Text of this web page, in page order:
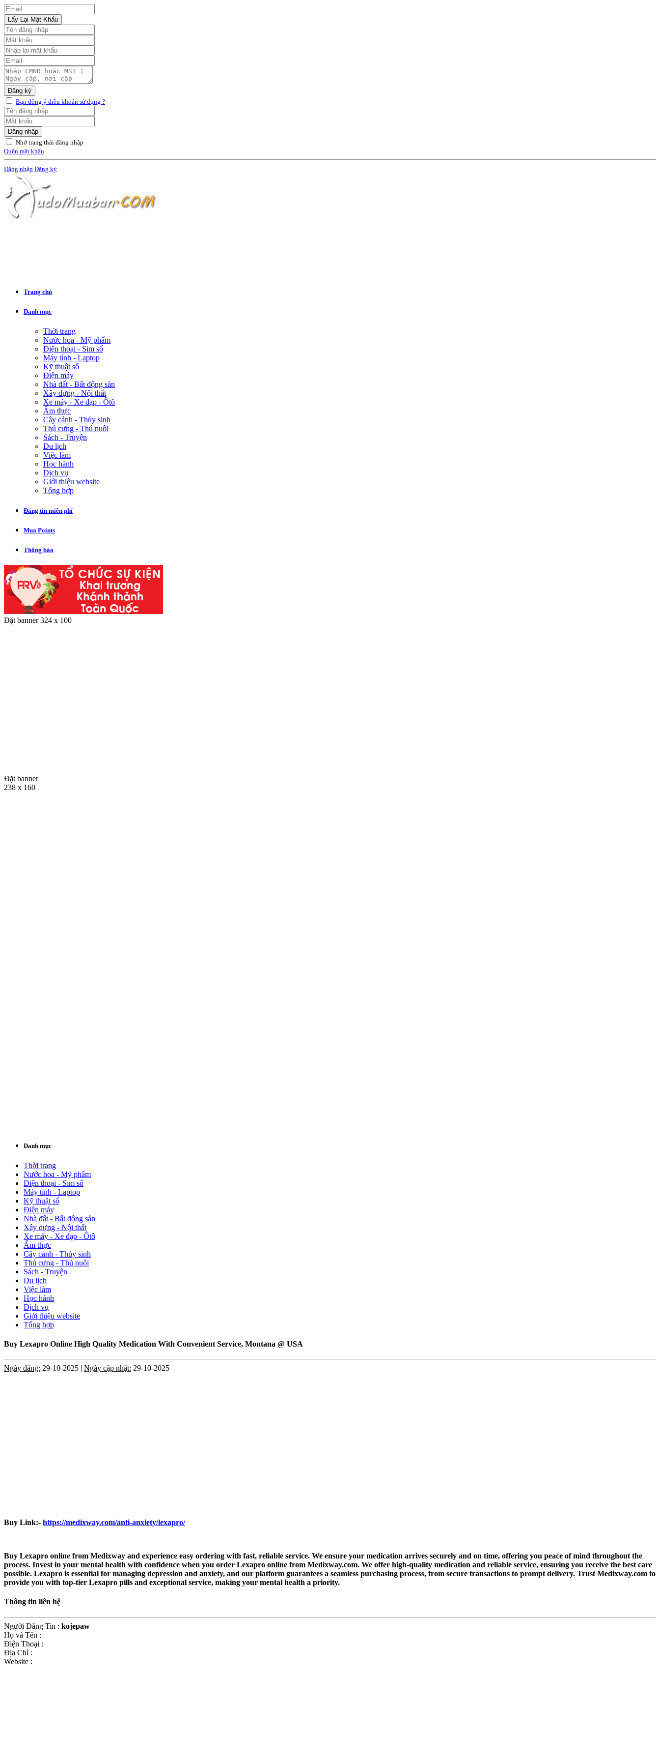
Lấy Lại Mật Khẩu
Đăng ký
Bạn đồng ý điều khoản sử dụng ?
Đăng nhập
Nhớ trạng thái đăng nhập
Quên mật khẩu
Đăng nhập Đăng ký
Trang chủ
Danh mục
Thời trang
Nước hoa - Mỹ phẩm
Điện thoại - Sim số
Máy tính - Laptop
Kỹ thuật số
Điện máy
Nhà đất - Bất động sản
Xây dựng - Nội thất
Xe máy - Xe đạp - Ôtô
Ẩm thực
Cây cảnh - Thủy sinh
Thú cưng - Thú nuôi
Sách - Truyện
Du lịch
Việc làm
Học hành
Dịch vụ
Giới thiệu website
Tổng hợp
Đăng tin miễn phí
Mua Points
Thông báo
Đặt banner 324 x 100
Đặt banner
238 x 160
Danh mục
Thời trang
Nước hoa - Mỹ phẩm
Điện thoại - Sim số
Máy tính - Laptop
Kỹ thuật số
Điện máy
Nhà đất - Bất động sản
Xây dựng - Nội thất
Xe máy - Xe đạp - Ôtô
Ẩm thực
Cây cảnh - Thủy sinh
Thú cưng - Thú nuôi
Sách - Truyện
Du lịch
Việc làm
Học hành
Dịch vụ
Giới thiệu website
Tổng hợp
Buy Lexapro Online High Quality Medication With Convenient Service, Montana @ USA
Ngày đăng: 29-10-2025 | Ngày cập nhật: 29-10-2025
Buy Link:- https://medixway.com/anti-anxiety/lexapro/
Buy Lexapro online from Medixway and experience easy ordering with fast, reliable service. We ensure your medication arrives securely and on time, offering you peace of mind throughout the
process. Invest in your mental health with confidence when you order Lexapro online from Medixway.com. We offer high-quality medication and reliable service, ensuring you receive the best care
possible. Lexapro is essential for managing depression and anxiety, and our platform guarantees a seamless purchasing process, from secure transactions to prompt delivery. Trust Medixway.com to
provide you with top-tier Lexapro pills and exceptional service, making your mental health a priority.
Thông tin liên hệ
Người Đăng Tin : kojepaw
Họ và Tên :
Điện Thoại :
Địa Chỉ :
Website :